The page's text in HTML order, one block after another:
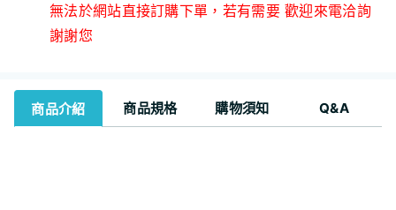
無法於網站直接訂購下單，若有需要 歡迎來電洽詢
謝謝您
商品介紹 商品規格 購物須知 Q&A